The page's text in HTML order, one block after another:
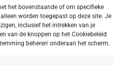
het bovenstaande of om specifieke
worden toegepast op deze site. Je
inclusief het intrekken van je
van de knoppen op het Cookiebeleid
beheren' onderaan het scherm.
€ 40,00